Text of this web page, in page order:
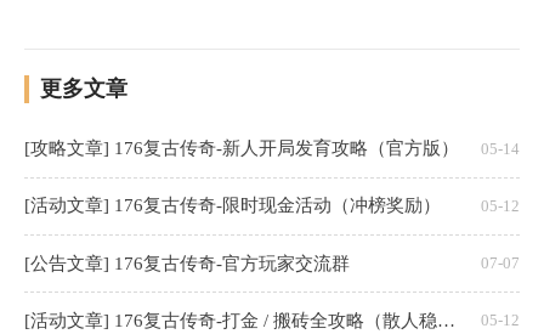
更多文章
[攻略文章] 176复古传奇-新人开局发育攻略（官方版） 05-14
[活动文章] 176复古传奇-限时现金活动（冲榜奖励） 05-12
[公告文章] 176复古传奇-官方玩家交流群 07-07
[活动文章] 176复古传奇-打金 / 搬砖全攻略（散人稳定收益，月入可观） 05-12